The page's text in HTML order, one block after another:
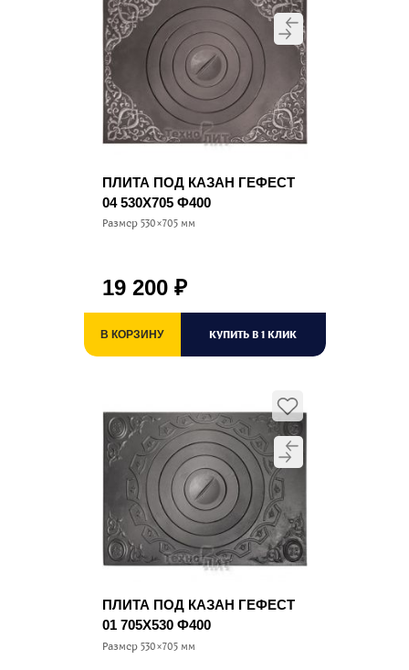
ПЛИТА ПОД КАЗАН ГЕФЕСТ
04 530Х705 Ф400
Размер 530×705 мм
19 200 ₽
В КОРЗИНУ КУПИТЬ В 1 КЛИК
ПЛИТА ПОД КАЗАН ГЕФЕСТ
01 705Х530 Ф400
Размер 530×705 мм